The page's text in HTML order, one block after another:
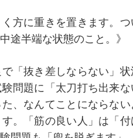
く方に重きを置きます。
途半端な状態のこと。》
「抜き差しならない」状
験問題に「太刀打ち出来
た、なんてことにならな
。「筋の良い人」は「